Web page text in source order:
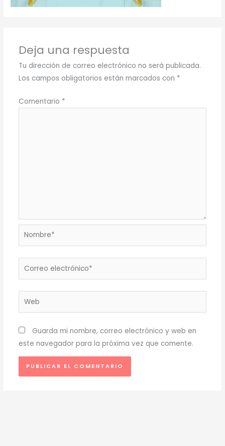
Deja una respuesta
Tu dirección de correo electrónico no será publicada.
Los campos obligatorios están marcados con *
Comentario *
Nombre*
Correo
Web
Guarda mi nombre, correo electrónico y web en
este navegador para la próxima vez que comente.